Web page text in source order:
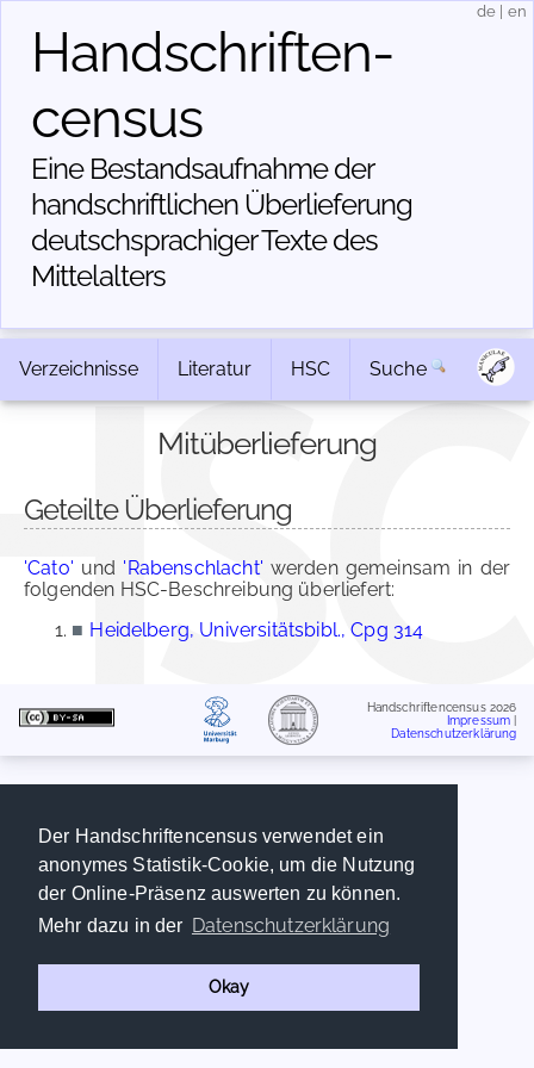
Der Handschriftencensus verwendet ein
anonymes Statistik-Cookie, um die Nutzung
der Online-Präsenz auswerten zu können.
Mehr dazu in der Datenschutzerklärung
Okay
Handschriften­
census
Eine Bestandsaufnahme der
handschriftlichen Über­lieferung
deutschsprachiger Texte des
Mittelalters
de en
Verzeichnisse Literatur HSC Suche
Mitüberlieferung
Geteilte Überlieferung
'Cato' und 'Rabenschlacht' werden gemeinsam in der
folgenden HSC-Beschreibung überliefert:
■ Heidelberg, Universitätsbibl., Cpg 314
Handschriftencensus 2026
Impressum
Datenschutzerklärung